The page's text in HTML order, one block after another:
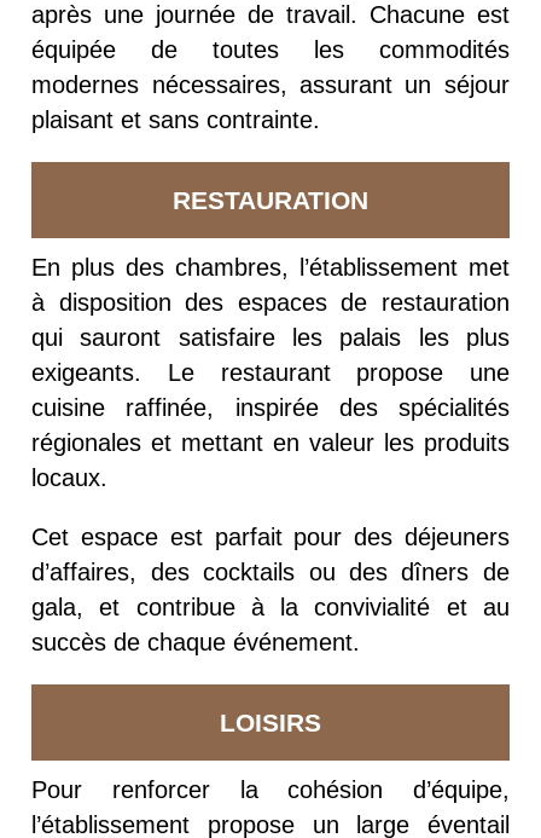
après une journée de travail. Chacune est
équipée de toutes les commodités
modernes nécessaires, assurant un séjour
plaisant et sans contrainte.
RESTAURATION
En plus des chambres, l’établissement met
à disposition des espaces de restauration
qui sauront satisfaire les palais les plus
exigeants. Le restaurant propose une
cuisine raffinée, inspirée des spécialités
régionales et mettant en valeur les produits
locaux.
Cet espace est parfait pour des déjeuners
d’affaires, des cocktails ou des dîners de
gala, et contribue à la convivialité et au
succès de chaque événement.
LOISIRS
Pour renforcer la cohésion d’équipe,
l’établissement propose un large éventail